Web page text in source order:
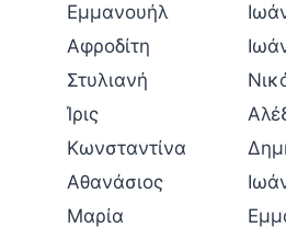
Εμμανουήλ
Αφροδίτη
Στυλιανή
Ίρις
Κωνσταντίνα
Αθανάσιος
Μαρία